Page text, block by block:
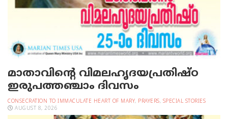
മാതാവിന്റെ വിമലഹൃദയപ്രതിഷ്ഠ
ഇരുപത്തഞ്ചാം ദിവസം
CONSECRATION TO IMMACULATE HEART OF MARY, PRAYERS, SPECIAL STORIES
AUGUST 8, 2026